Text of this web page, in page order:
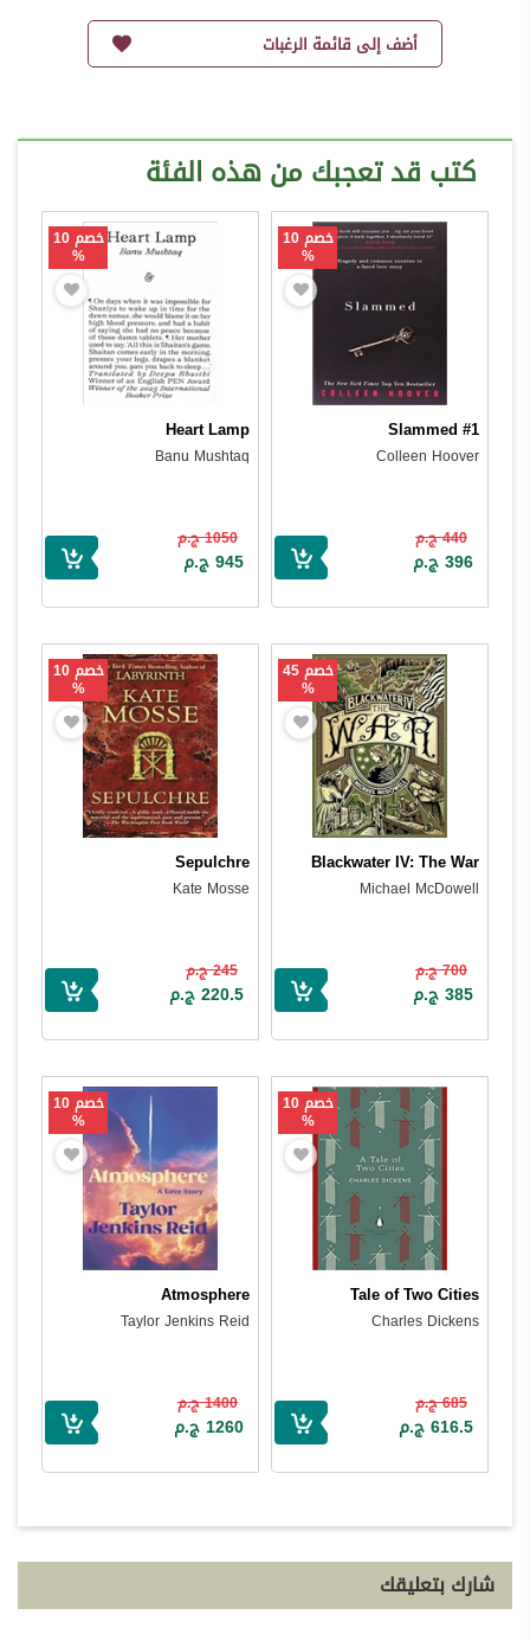
أضف إلى قائمة الرغبات
كتب قد تعجبك من هذه الفئة
خصم 10
%
Slammed #1
Colleen Hoover
440 ج.م
396 ج.م
خصم 10
%
Heart Lamp
Banu Mushtaq
1050 ج.م
945 ج.م
خصم 45
%
Blackwater IV: The War
Michael McDowell
700 ج.م
385 ج.م
خصم 10
%
Sepulchre
Kate Mosse
245 ج.م
220.5 ج.م
خصم 10
%
Tale of Two Cities
Charles Dickens
685 ج.م
616.5 ج.م
خصم 10
%
Atmosphere
Taylor Jenkins Reid
1400 ج.م
1260 ج.م
شارك بتعليقك